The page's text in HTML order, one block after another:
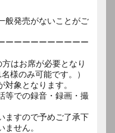
般発売がないことがご
ーーーーーーーーーー
はお席が必要となり
様のみ可能です。）
象となります。
等での録音・録画・撮
ますので予めご了承下
せん。